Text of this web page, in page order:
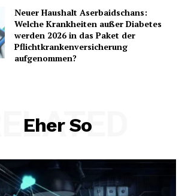
Neuer Haushalt Aserbaidschans:
Welche Krankheiten außer Diabetes
werden 2026 in das Paket der
Pflichtkrankenversicherung
aufgenommen?
Eher So
RELATED